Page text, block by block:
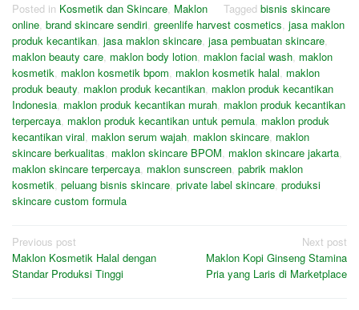
Posted in Kosmetik dan Skincare, Maklon Tagged bisnis skincare
online, brand skincare sendiri, greenlife harvest cosmetics, jasa maklon
produk kecantikan, jasa maklon skincare, jasa pembuatan skincare,
maklon beauty care, maklon body lotion, maklon facial wash, maklon
kosmetik, maklon kosmetik bpom, maklon kosmetik halal, maklon
produk beauty, maklon produk kecantikan, maklon produk kecantikan
Indonesia, maklon produk kecantikan murah, maklon produk kecantikan
terpercaya, maklon produk kecantikan untuk pemula, maklon produk
kecantikan viral, maklon serum wajah, maklon skincare, maklon
skincare berkualitas, maklon skincare BPOM, maklon skincare jakarta,
maklon skincare terpercaya, maklon sunscreen, pabrik maklon
kosmetik, peluang bisnis skincare, private label skincare, produksi
skincare custom formula
Post
navigation
Previous post
Maklon Kosmetik Halal dengan
Standar Produksi Tinggi
Next post
Maklon Kopi Ginseng Stamina
Pria yang Laris di Marketplace